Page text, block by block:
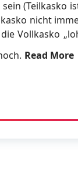
(Teilkasko
nicht
Vollkasko
Read More